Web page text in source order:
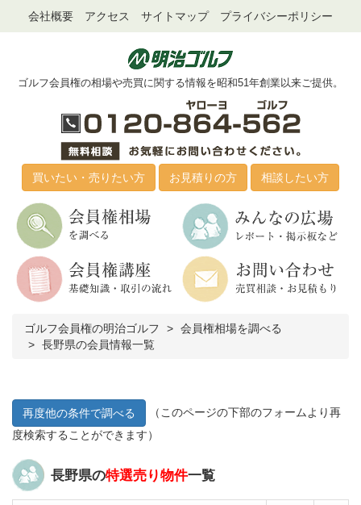
会社概要 アクセス サイトマップ プライバシーポリシー
ゴルフ会員権の相場や売買に関する情報を昭和51年創業以来ご提供。
買いたい・売りたい方 お見積りの方 相談したい方
ゴルフ会員権の明治ゴルフ
会員権相場を調べる
長野県の会員情報一覧
再度他の条件で調べる
（このページの下部のフォームより再
度検索することができます）
長野県の特選売り物件一覧